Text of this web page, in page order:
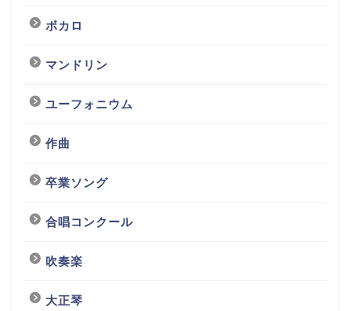
ボカロ
マンドリン
ユーフォニウム
作曲
卒業ソング
合唱コンクール
吹奏楽
大正琴